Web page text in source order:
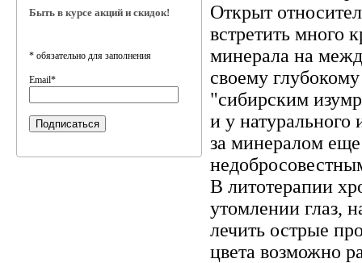
Быть в курсе акций и скидок!
* обязательно для заполнения
Email*
Открыт
встретить много
минерала на
своему
"сибирским
и у натурального
за минералом
В литотерапии
утомлении глаз,
лечить острые
цвета возможно